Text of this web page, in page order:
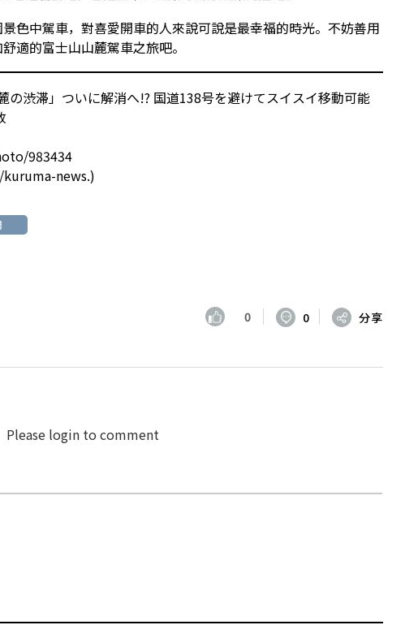
色中駕車，對喜愛開車的人來說可說是最幸福的時光。不妨善用
適的富士山山麓駕車之旅吧。
の渋滞」ついに解消へ!? 国道138号を避けてスイスイ移動可能
983434
news.)
0 0 分享
Please login to comment